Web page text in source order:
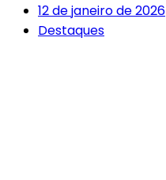
12 de janeiro de 2026
Destaques